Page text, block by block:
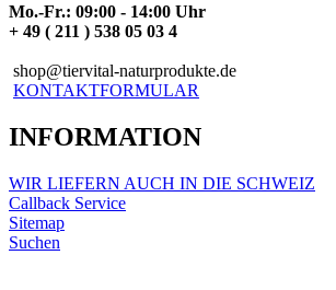
Mo.-Fr.: 09:00 - 14:00 Uhr
+ 49 ( 211 ) 538 05 03 4
shop@tiervital-naturprodukte.de
KONTAKTFORMULAR
INFORMATION
WIR LIEFERN AUCH IN DIE SCHWEIZ
Callback Service
Sitemap
Suchen